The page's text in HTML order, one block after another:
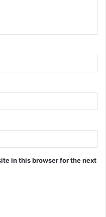
in this browser for the next